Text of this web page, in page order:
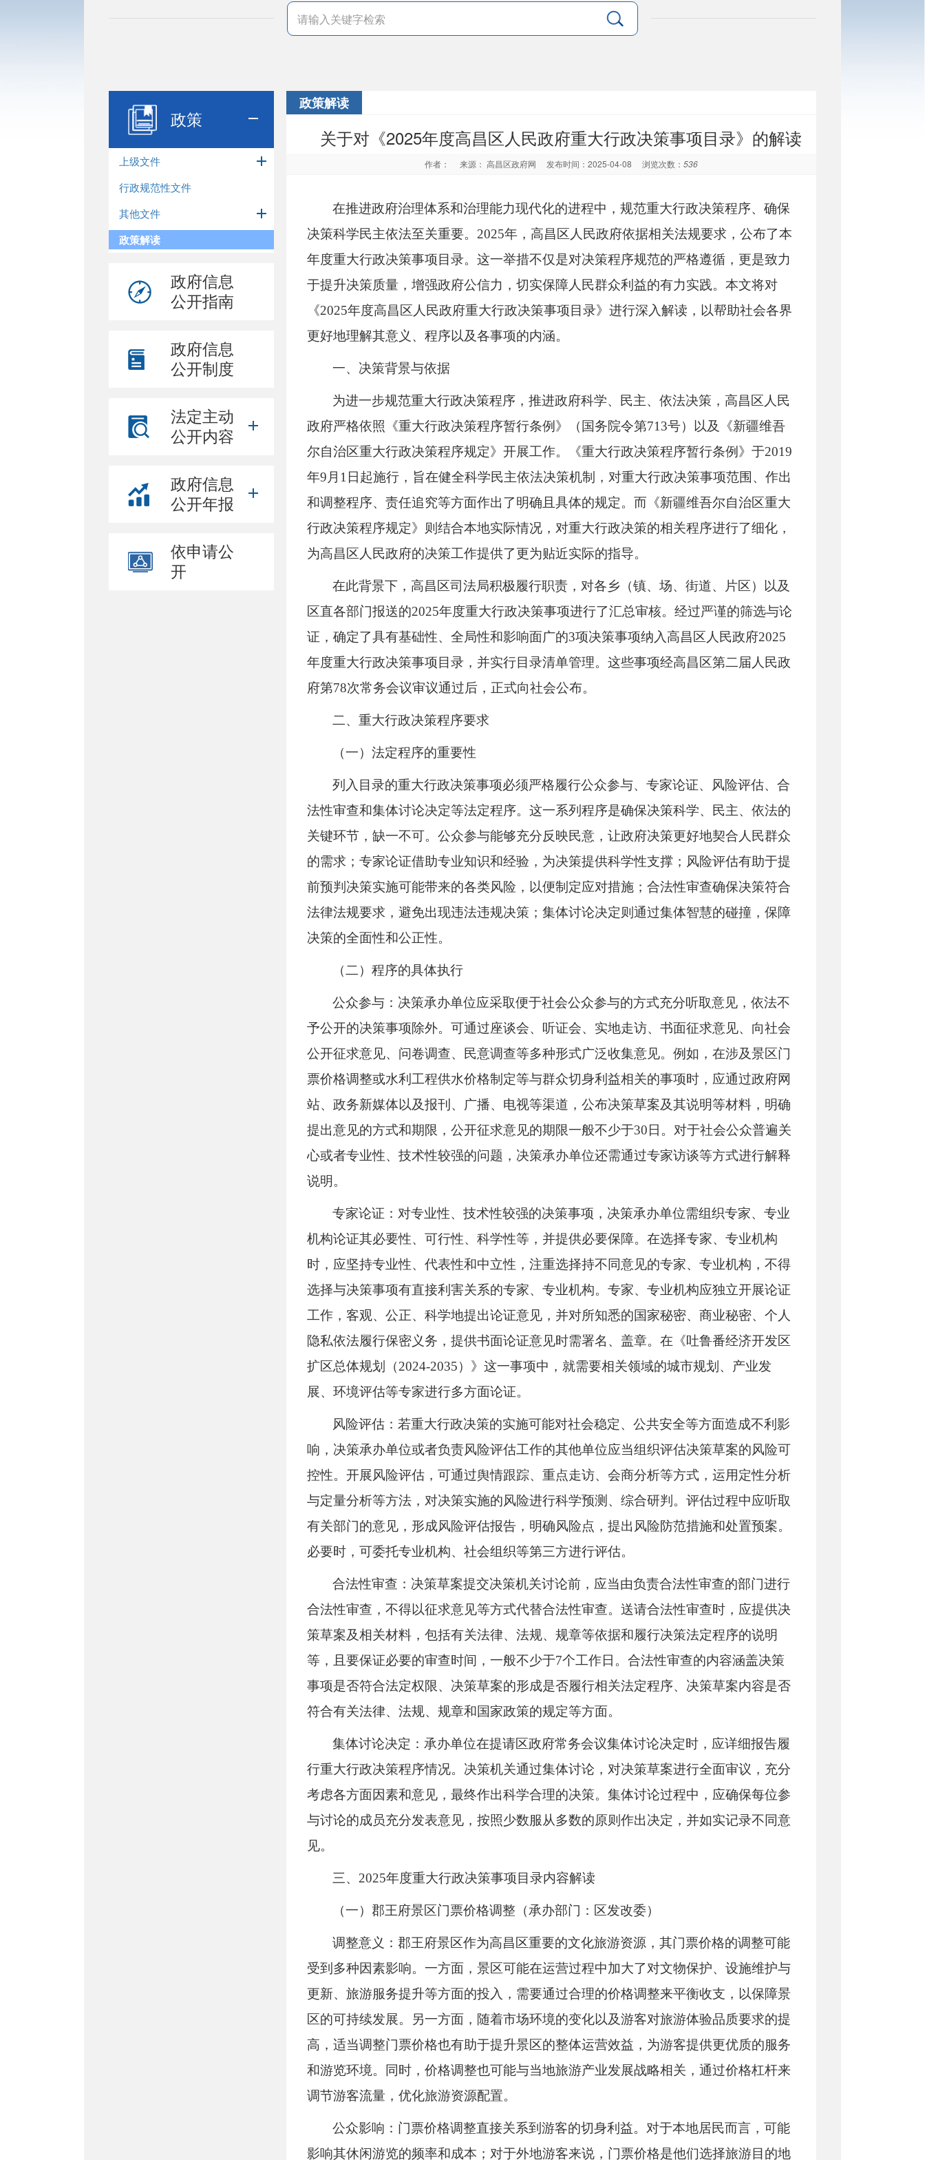
政策
上级文件
行政规范性文件
其他文件
政策解读
政府信息
公开指南
政府信息
公开制度
法定主动
公开内容
政府信息
公开年报
依申请公
开
政策解读
关于对《2025年度高昌区人民政府重大行政决策事项目录》的解读
作者： 来源： 高昌区政府网 发布时间：2025-04-08 浏览次数： 536
在推进政府治理体系和治理能力现代化的进程中，规范重大行政决策程序、确保
决策科学民主依法至关重要。 2025年，高昌区人民政府依据相关法规要求，公布了本
年度重大行政决策事项目录。这一举措不仅是对决策程序规范的严格遵循，更是致力
于提升决策质量，增强政府公信力，切实保障人民群众利益的有力实践。本文将对
《2025年度高昌区人民政府重大行政决策事项目录》进行深入解读，以帮助社会各界
更好地理解其意义、程序以及各事项的内涵。​
一、决策背景与依据
为进一步规范重大行政决策程序，推进政府科学、民主、依法决策，高昌区人民
政府严格依照《重大行政决策程序暂行条例》（国务院令第713号）以及《新疆维吾
尔自治区重大行政决策程序规定》开展工作。《重大行政决策程序暂行条例》于2019
年9月1日起施行，旨在健全科学民主依法决策机制，对重大行政决策事项范围、作出
和调整程序、责任追究等方面作出了明确且具体的规定。而《新疆维吾尔自治区重大
行政决策程序规定》则结合本地实际情况，对重大行政决策的相关程序进行了细化，
为高昌区人民政府的决策工作提供了更为贴近实际的指导。​
在此背景下，高昌区司法局积极履行职责，对各乡（镇、场、街道、片区）以及
区直各部门报送的2025年度重大行政决策事项进行了汇总审核。经过严谨的筛选与论
证，确定了具有基础性、全局性和影响面广的3项决策事项纳入高昌区人民政府2025
年度重大行政决策事项目录，并实行目录清单管理。这些事项经高昌区第二届人民政
府第78次常务会议审议通过后，正式向社会公布。​
二、重大行政决策程序要求
（一）法定程序的重要性
列入目录的重大行政决策事项必须严格履行公众参与、专家论证、风险评估、合
法性审查和集体讨论决定等法定程序。这一系列程序是确保决策科学、民主、依法的
关键环节，缺一不可。公众参与能够充分反映民意，让政府决策更好地契合人民群众
的需求；专家论证借助专业知识和经验，为决策提供科学性支撑；风险评估有助于提
前预判决策实施可能带来的各类风险，以便制定应对措施；合法性审查确保决策符合
法律法规要求，避免出现违法违规决策；集体讨论决定则通过集体智慧的碰撞，保障
决策的全面性和公正性。
（二）程序的具体执行
公众参与：决策承办单位应采取便于社会公众参与的方式充分听取意见，依法不
予公开的决策事项除外。可通过座谈会、听证会、实地走访、书面征求意见、向社会
公开征求意见、问卷调查、民意调查等多种形式广泛收集意见。例如，在涉及景区门
票价格调整或水利工程供水价格制定等与群众切身利益相关的事项时，应通过政府网
站、政务新媒体以及报刊、广播、电视等渠道，公布决策草案及其说明等材料，明确
提出意见的方式和期限，公开征求意见的期限一般不少于30日。对于社会公众普遍关
心或者专业性、技术性较强的问题，决策承办单位还需通过专家访谈等方式进行解释
说明。​
专家论证：对专业性、技术性较强的决策事项，决策承办单位需组织专家、专业
机构论证其必要性、可行性、科学性等，并提供必要保障。在选择专家、专业机构
时，应坚持专业性、代表性和中立性，注重选择持不同意见的专家、专业机构，不得
选择与决策事项有直接利害关系的专家、专业机构。专家、专业机构应独立开展论证
工作，客观、公正、科学地提出论证意见，并对所知悉的国家秘密、商业秘密、个人
隐私依法履行保密义务，提供书面论证意见时需署名、盖章。在《吐鲁番经济开发区
扩区总体规划（2024-2035）》这一事项中，就需要相关领域的城市规划、产业发
展、环境评估等专家进行多方面论证。​
风险评估：若重大行政决策的实施可能对社会稳定、公共安全等方面造成不利影
响，决策承办单位或者负责风险评估工作的其他单位应当组织评估决策草案的风险可
控性。开展风险评估，可通过舆情跟踪、重点走访、会商分析等方式，运用定性分析
与定量分析等方法，对决策实施的风险进行科学预测、综合研判。评估过程中应听取
有关部门的意见，形成风险评估报告，明确风险点，提出风险防范措施和处置预案。
必要时，可委托专业机构、社会组织等第三方进行评估。
合法性审查：决策草案提交决策机关讨论前，应当由负责合法性审查的部门进行
合法性审查，不得以征求意见等方式代替合法性审查。送请合法性审查时，应提供决
策草案及相关材料，包括有关法律、法规、规章等依据和履行决策法定程序的说明
等，且要保证必要的审查时间，一般不少于7个工作日。合法性审查的内容涵盖决策
事项是否符合法定权限、决策草案的形成是否履行相关法定程序、决策草案内容是否
符合有关法律、法规、规章和国家政策的规定等方面。​
集体讨论决定：承办单位在提请区政府常务会议集体讨论决定时，应详细报告履
行重大行政决策程序情况。决策机关通过集体讨论，对决策草案进行全面审议，充分
考虑各方面因素和意见，最终作出科学合理的决策。集体讨论过程中，应确保每位参
与讨论的成员充分发表意见，按照少数服从多数的原则作出决定，并如实记录不同意
见。
三、 2025年度重大行政决策事项目录内容解读​
（一）郡王府景区门票价格调整（承办部门：区发改委）
调整意义：郡王府景区作为高昌区重要的文化旅游资源，其门票价格的调整可能
受到多种因素影响。一方面，景区可能在运营过程中加大了对文物保护、设施维护与
更新、旅游服务提升等方面的投入，需要通过合理的价格调整来平衡收支，以保障景
区的可持续发展。另一方面，随着市场环境的变化以及游客对旅游体验品质要求的提
高，适当调整门票价格也有助于提升景区的整体运营效益，为游客提供更优质的服务
和游览环境。同时，价格调整也可能与当地旅游产业发展战略相关，通过价格杠杆来
调节游客流量，优化旅游资源配置。
公众影响：门票价格调整直接关系到游客的切身利益。对于本地居民而言，可能
影响其休闲游览的频率和成本；对于外地游客来说，门票价格是他们选择旅游目的地